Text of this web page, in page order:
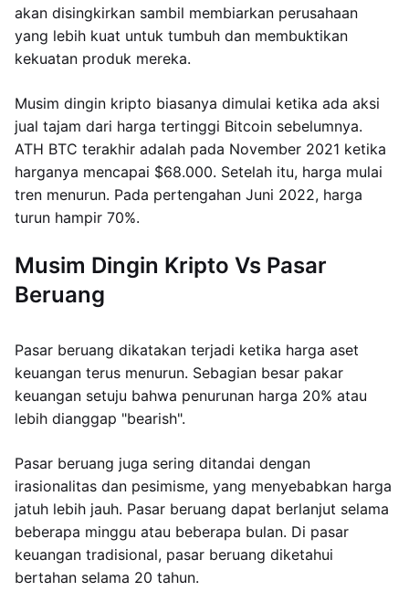
akan disingkirkan sambil membiarkan perusahaan
yang lebih kuat untuk tumbuh dan membuktikan
kekuatan produk mereka.
Musim dingin kripto biasanya dimulai ketika ada aksi
jual tajam dari harga tertinggi Bitcoin sebelumnya.
ATH BTC terakhir adalah pada November 2021 ketika
harganya mencapai $68.000. Setelah itu, harga mulai
tren menurun. Pada pertengahan Juni 2022, harga
turun hampir 70%.
Musim Dingin Kripto Vs Pasar
Beruang
Pasar beruang dikatakan terjadi ketika harga aset
keuangan terus menurun. Sebagian besar pakar
keuangan setuju bahwa penurunan harga 20% atau
lebih dianggap "bearish".
Pasar beruang juga sering ditandai dengan
irasionalitas dan pesimisme, yang menyebabkan harga
jatuh lebih jauh. Pasar beruang dapat berlanjut selama
beberapa minggu atau beberapa bulan. Di pasar
keuangan tradisional, pasar beruang diketahui
bertahan selama 20 tahun.